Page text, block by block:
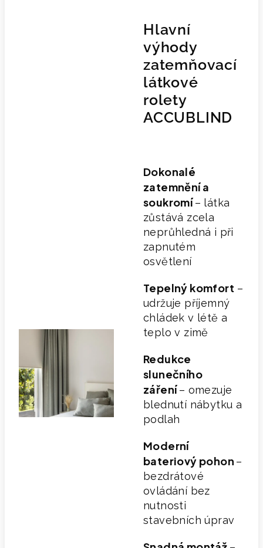
Hlavní
výhody
zatemňovací
látkové
rolety
ACCUBLIND
Dokonalé
zatemnění a
soukromí– látka
zůstává zcela
neprůhledná i při
zapnutém
osvětlení
Tepelný komfort –
udržuje příjemný
chládek v létě a
teplo v zimě
Redukce
slunečního
záření– omezuje
blednutí nábytku a
podlah
Moderní
bateriový pohon –
bezdrátové
ovládání bez
nutnosti
stavebních úprav